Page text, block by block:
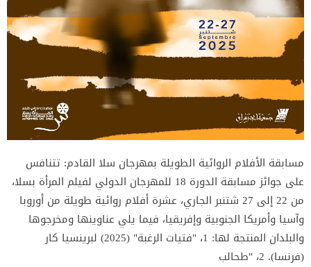
مسابقة الأفلام الروائية الطويلة بمهرجان سلا القادم: تتنافس
على جوائز مسابقة الدورة 18 للمهرجان الدولي لفيلم المرأة بسلا،
من 22 إلى 27 شتنبر الجاري، عشرة أفلام روائية طويلة من أوروبا
وآسيا وأمريكا الجنوبية وإفريقيا، فيما يلي عناوينها ومخرجوها
والبلدان المنتجة لها: 1، "فتيات الرغبة" (2025) لبرينسيا كار
(فرنسا). 2، "طحالب